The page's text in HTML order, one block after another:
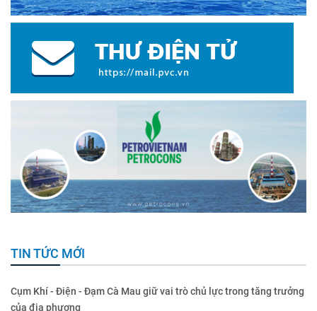
TIN TỨC MỚI
Cụm Khí - Điện - Đạm Cà Mau giữ vai trò chủ lực trong tăng trưởng
của địa phương